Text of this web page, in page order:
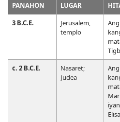
PANAHON LUGAR
3 B.C.E.
Jerusalem,
templo
c. 2 B.C.E.
Nasaret;
Judea